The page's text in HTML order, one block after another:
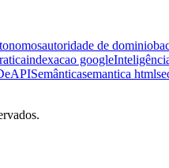
autoridade de dominio
indexacao google
Semânticasemantica html